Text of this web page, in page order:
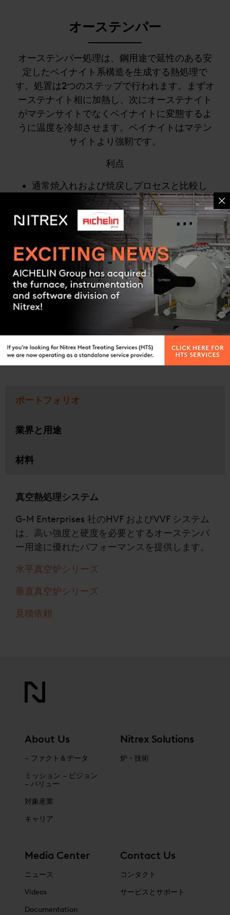
オーステンパー
オーステンパー処理は、鋼用途で延性のある安
定したベイナイト系構造を生成する熱処理で
す。処置は2つのステップで行われます。まずオ
ーステナイト相に加熱し、次にオーステナイト
がマテンサイトでなくベイナイトに変態するよ
うに温度を冷却させます。ベイナイトはマテン
サイトより強靭です。
利点
通常焼入れおよび焼戻しプロセスと比較し
て歪みが少なくなっています
より頑丈な部品
耐衝撃性
見積依頼
ポートフォリオ
業界と用途
材料
真空熱処理システム
G-M Enterprises 社のHVF およびVVF システム
は、高い強度と硬度を必要とするオーステンパ
ー用途に優れたパフォーマンスを提供します。
水平真空炉シリーズ
垂直真空炉シリーズ
見積依頼
About Us
– ファクト＆データ
ミッション – ビジョン
– バリュー
対象産業
キャリア
Nitrex Solutions
炉・技術
Media Center
ニュース
Videos
Documentation
Contact Us
コンタクト
サービスとサポート
Contact us